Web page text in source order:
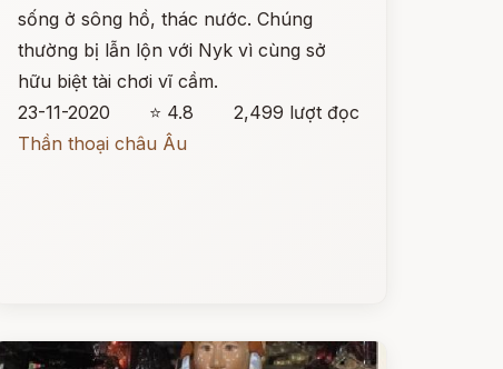
sống ở sông hồ, thác nước. Chúng
thường bị lẫn lộn với Nyk vì cùng sở
hữu biệt tài chơi vĩ cầm.
23-11-2020
⭐ 4.8
2,499 lượt đọc
Thần thoại châu Âu